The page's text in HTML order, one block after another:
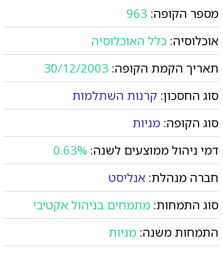
מספר הקופה: 963
אוכלוסיה: כלל האוכלוסיה
תאריך הקמת הקופה: 30/12/2003
סוג החסכון: קרנות השתלמות
סוג הקופה: מניות
דמי ניהול ממוצעים לשנה: 0.63%
חברה מנהלת: אנליסט
סוג התמחות: מתמחים בניהול אקטיבי
התמחות משנה: מניות